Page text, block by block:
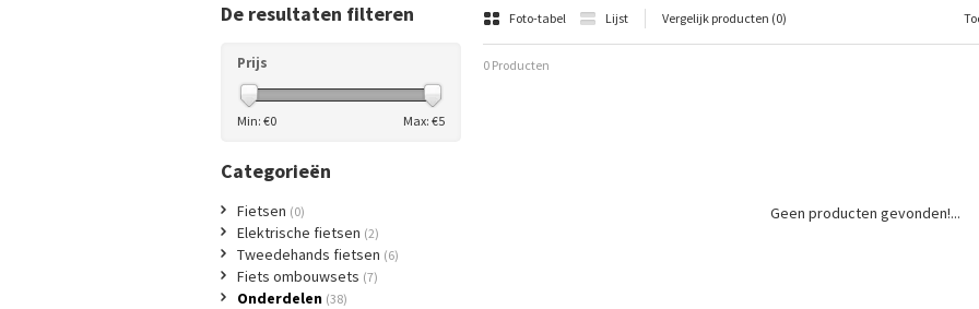
Foto-tabel Lijst Vergelijk producten (0)
0 Producten
Geen producten gevonden!...
De resultaten filteren
Prijs
Min: €0 Max: €5
Categorieën
Fietsen (0)
Elektrische fietsen (2)
Tweedehands fietsen (6)
Fiets ombouwsets (7)
Onderdelen (38)